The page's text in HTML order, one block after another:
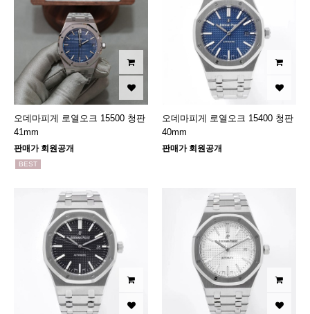
오데마피게 로열오크 15500 청판
41mm
판매가 회원공개
BEST
오데마피게 로열오크 15400 청판
40mm
판매가 회원공개